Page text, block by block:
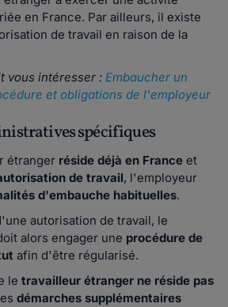
en France. Par ailleurs, il existe
de travail en raison de la
vous intéresser : Embaucher un
et obligations de l'employeur
spécifiques
étranger réside déjà en France et
de travail, l'employeur
d'embauche habituelles.
autorisation de travail, le
alors engager une procédure de
afin d'être régularisé.
le travailleur étranger ne réside pas
démarches supplémentaires